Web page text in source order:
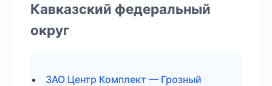
Кавказский федеральный
округ
ЗАО Центр Комплект — Грозный